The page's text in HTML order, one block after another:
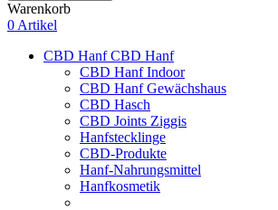
Warenkorb
0 Artikel
CBD HanfCBD Hanf
CBD Hanf Indoor
CBD Hanf Gewächshaus
CBD Hasch
CBD Joints Ziggis
Hanfstecklinge
CBD-Produkte
Hanf-Nahrungsmittel
Hanfkosmetik